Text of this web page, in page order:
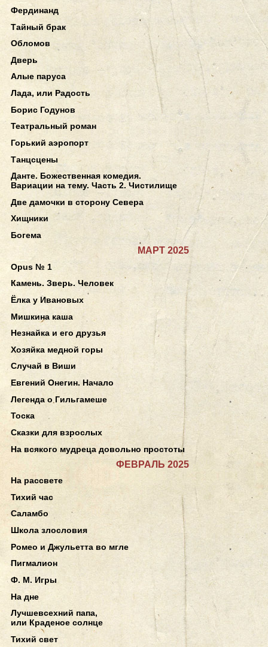
Фердинанд
Тайный брак
Обломов
Дверь
Алые паруса
Лада, или Радость
Борис Годунов
Театральный роман
Горький аэропорт
Танцсцены
Данте. Божественная комедия.
Вариации на тему. Часть 2. Чистилище
Две дамочки в сторону Севера
Хищники
Богема
МАРТ 2025
Opus № 1
Камень. Зверь. Человек
Ёлка у Ивановых
Мишкина каша
Незнайка и его друзья
Хозяйка медной горы
Случай в Виши
Евгений Онегин. Начало
Легенда о Гильгамеше
Тоска
Сказки для взрослых
На всякого мудреца довольно простоты
ФЕВРАЛЬ 2025
На рассвете
Тихий час
Саламбо
Школа злословия
Ромео и Джульетта во мгле
Пигмалион
Ф. М. Игры
На дне
Лучшевсехний папа,
или Краденое солнце
Тихий свет